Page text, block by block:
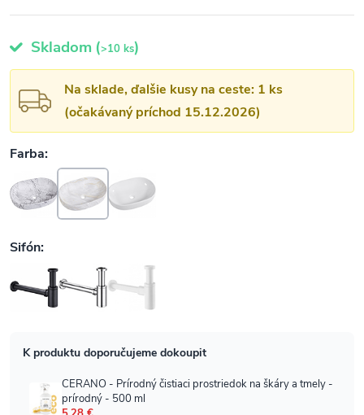
Skladom (>10 ks)
Na sklade, ďalšie kusy na ceste: 1 ks
(očakávaný príchod 15.12.2026)